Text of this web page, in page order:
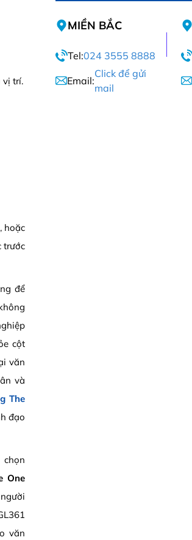
vị trí.
hoặc
trước
để
cột
văn
và
The
đạo
chọn
One
văn
MIỀN BẮC
Tel:024 3555 8888
Email:
Click để gửi
mail